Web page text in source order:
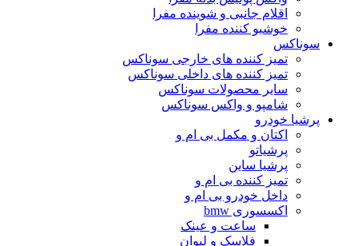
اقلام جانبی و شوینده مفرا
خوشبو کننده مفرا
سوناکس
تمیز کننده های خارجی سوناکس
تمیز کننده های داخلی سوناکس
سایر محصولات سوناکس
شامپو و واکس سوناکس
پرشیا خودرو
اکتان و مکمل بی ام و
پرشیاتو
پرشیا ساین
تمیز کننده بی ام و
داخل خودرو بی ام و
اکسسوری bmw
ساعت و عینک
فلاسک و لیوان